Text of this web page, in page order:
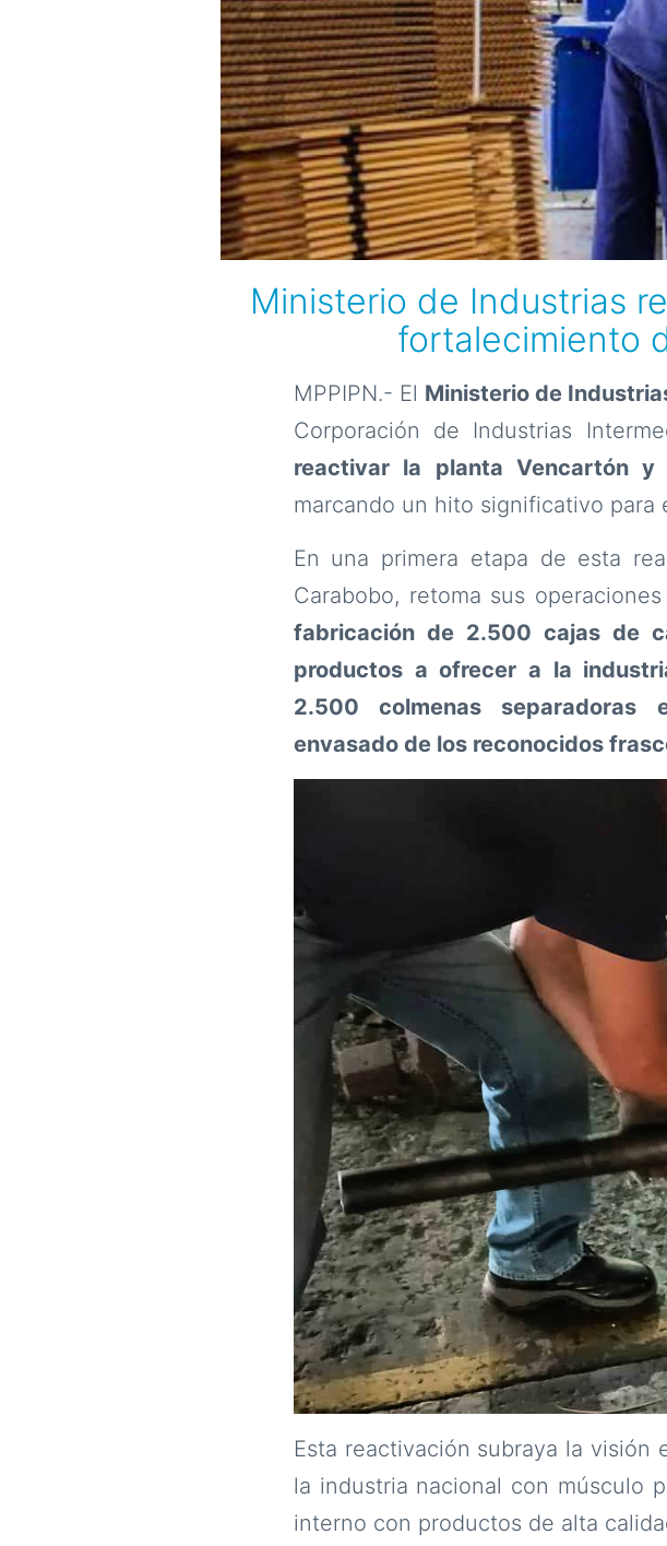
Ministerio de Industrias
fortalecimiento
MPPIPN.- El Ministerio de
Corporación de Industrias
reactivar la planta Vencartón
marcando un hito significativo
En una primera etapa de esta
Carabobo, retoma sus
fabricación de 2.500 cajas de
productos a ofrecer a la
2.500 colmenas separadoras
envasado de los reconocidos
Esta reactivación subraya la
la industria nacional con músculo
interno con productos de alta